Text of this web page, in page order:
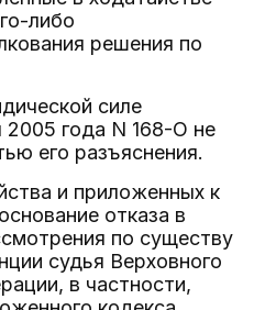
либо
решения по
силе
2005 года N 168-О не
его разъяснения.
и приложенных к
отказа в
по существу
судья Верховного
в частности,